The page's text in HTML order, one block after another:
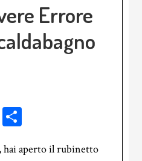
Errore
Email
hai aperto il rubinetto